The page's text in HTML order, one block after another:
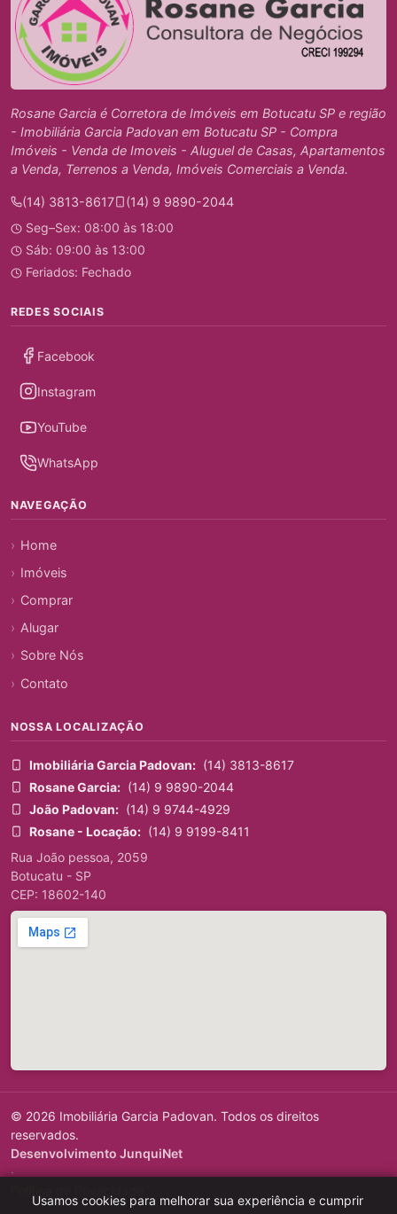
Rosane Garcia é Corretora de Imóveis em Botucatu SP e região
- Imobiliária Garcia Padovan em Botucatu SP - Compra
Imóveis - Venda de Imoveis - Aluguel de Casas, Apartamentos
a Venda, Terrenos a Venda, Imóveis Comerciais a Venda.
(14) 3813-8617
(14) 9 9890-2044
Seg–Sex: 08:00 às 18:00
Sáb: 09:00 às 13:00
Feriados: Fechado
REDES SOCIAIS
Facebook
Instagram
YouTube
WhatsApp
NAVEGAÇÃO
Home
Imóveis
Comprar
Alugar
Sobre Nós
Contato
NOSSA LOCALIZAÇÃO
Imobiliária Garcia Padovan: (14) 3813-8617
Rosane Garcia: (14) 9 9890-2044
João Padovan: (14) 9 9744-4929
Rosane - Locação: (14) 9 9199-8411
Rua João pessoa, 2059
Botucatu - SP
CEP: 18602-140
© 2026 Imobiliária Garcia Padovan. Todos os direitos
reservados.
Desenvolvimento JunquiNet
·
Usamos cookies para melhorar sua experiência e cumprir